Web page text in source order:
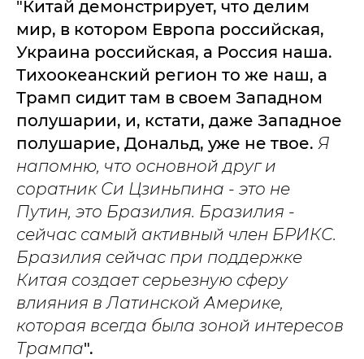
"Китай демонстрирует, что делим
мир, в котором Европа российская,
Украина российская, а Россия наша.
Тихоокеанский регион то же наш, а
Трамп сидит там в своем Западном
полушарии, и, кстати, даже Западное
полушарие, Дональд, уже не твое. Я
напомню, что основной друг и
соратник Си Цзиньпина - это не
Путин, это Бразилия. Бразилия -
сейчас самый активный член БРИКС.
Бразилия сейчас при поддержке
Китая создает серьезную сферу
влияния в Латинской Америке,
которая всегда была зоной интересов
Трампа".